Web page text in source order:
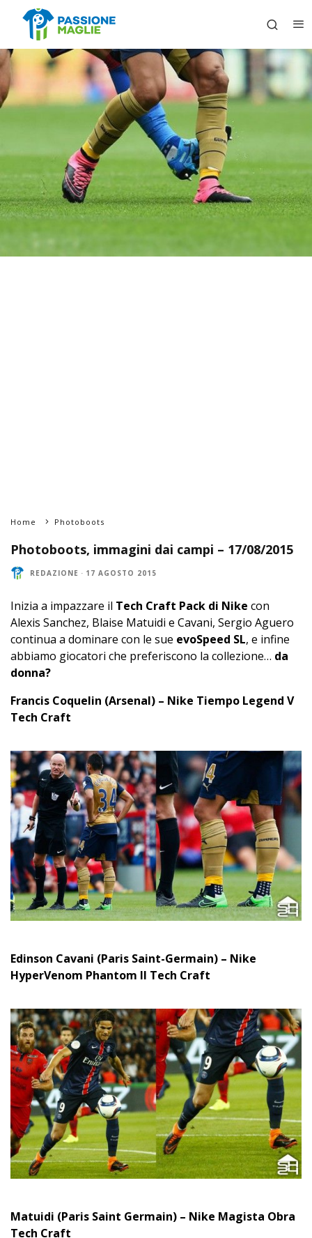
Home Photoboots
Photoboots, immagini dai campi – 17/08/2015
REDAZIONE · 17 AGOSTO 2015
Inizia a impazzare il ‪‎Tech Craft Pack‬ di Nike con
Alexis Sanchez, Blaise Matuidi e ‪‎Cavani‬, Sergio Aguero
continua a dominare con le sue ‎evoSpeed‬ SL, e infine
abbiamo giocatori che preferiscono la collezione… da
donna?
Francis Coquelin (Arsenal) – Nike Tiempo Legend V
Tech Craft
Edinson Cavani (Paris Saint-Germain) – Nike
HyperVenom Phantom II Tech Craft
Matuidi (Paris Saint Germain) – Nike Magista Obra
Tech Craft